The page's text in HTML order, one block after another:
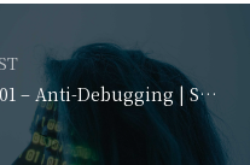
Jscrambler 101 – Anti-Debugging | Stop Reverse Eng